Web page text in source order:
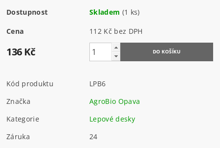
Dostupnost Skladem (1 ks)
Cena 112 Kč bez DPH
136 Kč
Kód produktu
LPB6
Značka
AgroBio Opava
Kategorie
Lepové desky
Záruka
24